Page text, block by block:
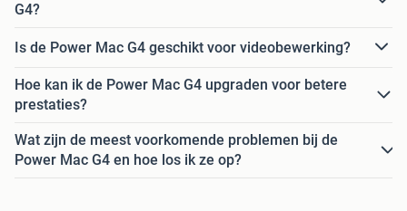
G4?
Is de Power Mac G4 geschikt voor videobewerking?
Hoe kan ik de Power Mac G4 upgraden voor betere
prestaties?
Wat zijn de meest voorkomende problemen bij de
Power Mac G4 en hoe los ik ze op?